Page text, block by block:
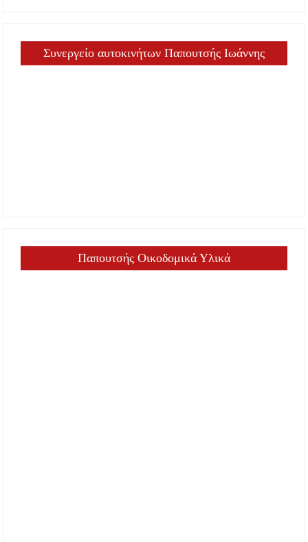
Συνεργείο αυτοκινήτων Παπουτσής Ιωάννης
Παπουτσής Οικοδομικά Υλικά